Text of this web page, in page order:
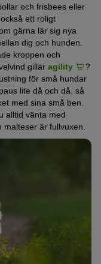
och frisbees eller
ett roligt
gärna lär sig nya
dig och hunden.
kroppen och
gillar agility
?
för små hundar
lite då och då, så
med sina små ben.
alltid vänta med
är fullvuxen.